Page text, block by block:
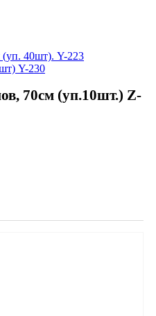
(уп. 40шт). Y-223
Y-230
70см (уп.10шт.) Z-